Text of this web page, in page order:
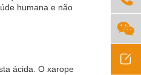
humana e não
ácida. O xarope

